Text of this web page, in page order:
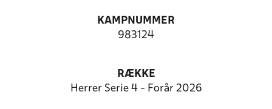
KAMPNUMMER
983124
RÆKKE
Herrer Serie 4 - Forår 2026